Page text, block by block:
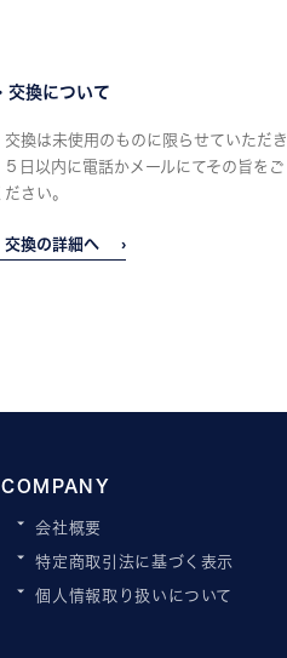
交換について
交換は未使用のものに限らせていただき
５日以内に電話かメールにてその旨をご
さい。
交換の詳細へ
COMPANY
会社概要
特定商取引法に基づく表示
個人情報取り扱いについて